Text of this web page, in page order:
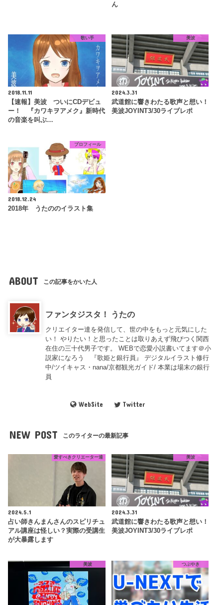
ん
歌い手
2018.11.11
【速報】美波 ついにCDデビュ
ー！ 『カワキヲアメク』新時代
の音楽を叫ぶ…
美波
2024.3.31
武道館に響きわたる歌声と想い！
美波JOYINT3/30ライブレポ
プロフィール
2018.12.24
2018年 うたののイラスト集
ABOUT この記事をかいた人
ファンタジスタ！ うたの
クリエイター達を発信して、世の中をもっと元気にした
い！ やりたい！と思ったことは取りあえず飛びつく関西
在住の三十代男子です。 WEBで恋愛小説書いてます＠小
説家になろう 『歌姫と銀行員』 デジタルイラスト修行
中/ツイキャス・nana/京都観光ガイド/ 本業は場末の銀行
員
WebSite Twitter
NEW POST このライターの最新記事
愛すべきクリエーター達
2024.5.1
占い師きんまんさんのスピリチュ
アル講座は怪しい？実際の受講生
が大暴露します
美波
2024.3.31
武道館に響きわたる歌声と想い！
美波JOYINT3/30ライブレポ
美波 つぶやき